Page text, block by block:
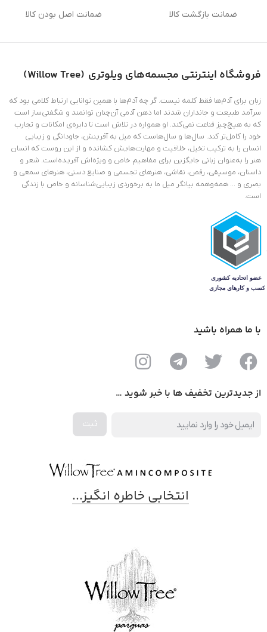
ضمانت بازگشت کالا ضمانت اصل بودن کالا
فروشگاه اینترنتی مجسمه‌های ویلوتری (Willow Tree
)
زبان برای آدم‌ها فقط کلمه نیست. گر چه آدم‌ها با همین توانایی ارتباط کلامی بود که
سرآمد طبیعت و جانداران شدند اما ذهن آدمی آن‌چنان توانمند و شگفتی‌ساز است
که به هیچ‌چیز قناعت نمی‌کند. او همواره در تلاش است تا دایره‌ی امکانات و تجارب
خود را کامل‌تر کند. سال‌ها و سال‌هاست که میل به آفرینش، جاودانگی و زیبایی
انسان را به ترکیب تخیل، خلاقیت و مهارت‌هایش کشانده و از این روست که انسان
هنر را به‌عنوان زبانی جایگزین برای مفاهیم خاص و ویژ‌ه‌اش آفریده‌است. شعر و
داستان، موسیقی، رقص، نقاشی، هنرهای تجسمی و صنایع دستی، هنرهای سمعی و
بصری و … همه‌وهمه بیانگر میل ما به برخوردی زیبایی‌شناسانه و خاص با زندگی
است.
با ما همراه باشید
از جدیدترین تخفیف ها با خبر شوید …
انتخابی خاطره انگیز...